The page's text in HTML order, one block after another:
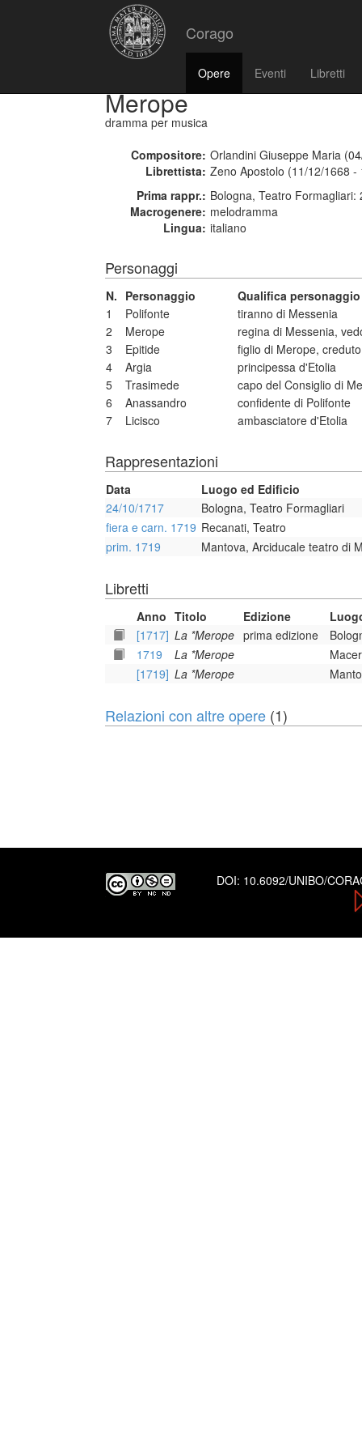
Corago
Opere Eventi Libretti
Merope
dramma per musica
Compositore: Orlandini Giuseppe Maria
Librettista: Zeno Apostolo (11/12/1668 -
Prima rappr.: Bologna, Teatro Formagliari:
Macrogenere: melodramma
Lingua: italiano
Personaggi
N. Personaggio
Qualifica personaggio
1
Polifonte
tiranno di Messenia
2
Merope
regina di Messenia,
3
Epitide
figlio di Merope,
4
Argia
principessa d'Etolia
5
Trasimede
capo del Consiglio di
6
Anassandro
confidente di Polifonte
7
Licisco ambasciatore d'Etolia
Rappresentazioni
Data
Luogo ed Edificio
24/10/1717
Bologna, Teatro Formagliari
fiera e carn. 1719 Recanati, Teatro
prim. 1719
Mantova, Arciducale teatro di
Libretti
Anno Titolo Edizione
[1717] La *Merope prima edizione
1719
La *Merope
[1719] La *Merope
Relazioni con altre opere (1)
DOI: 10.6092/UNIBO/